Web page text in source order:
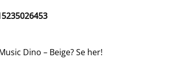
Dino – Beige? Se her!